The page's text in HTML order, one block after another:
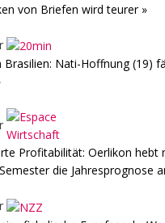
von Briefen wird teurer »
Brasilien: Nati-Hoffnung (19)
Profitabilität: Oerlikon hebt
die Jahresprognose